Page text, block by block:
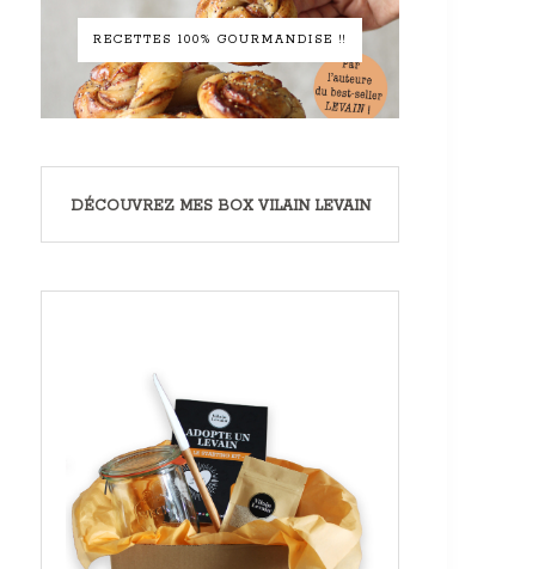
RECETTES 100% GOURMANDISE !!
DÉCOUVREZ MES BOX VILAIN LEVAIN